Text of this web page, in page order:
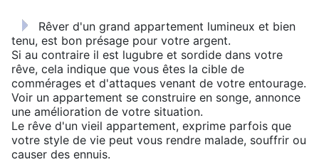
Rêver d'un grand appartement lumineux et bien
tenu, est bon présage pour votre argent.
Si au contraire il est lugubre et sordide dans votre
rêve, cela indique que vous êtes la cible de
commérages et d'attaques venant de votre entourage.
Voir un appartement se construire en songe, annonce
une amélioration de votre situation.
Le rêve d'un vieil appartement, exprime parfois que
votre style de vie peut vous rendre malade, souffrir ou
causer des ennuis.